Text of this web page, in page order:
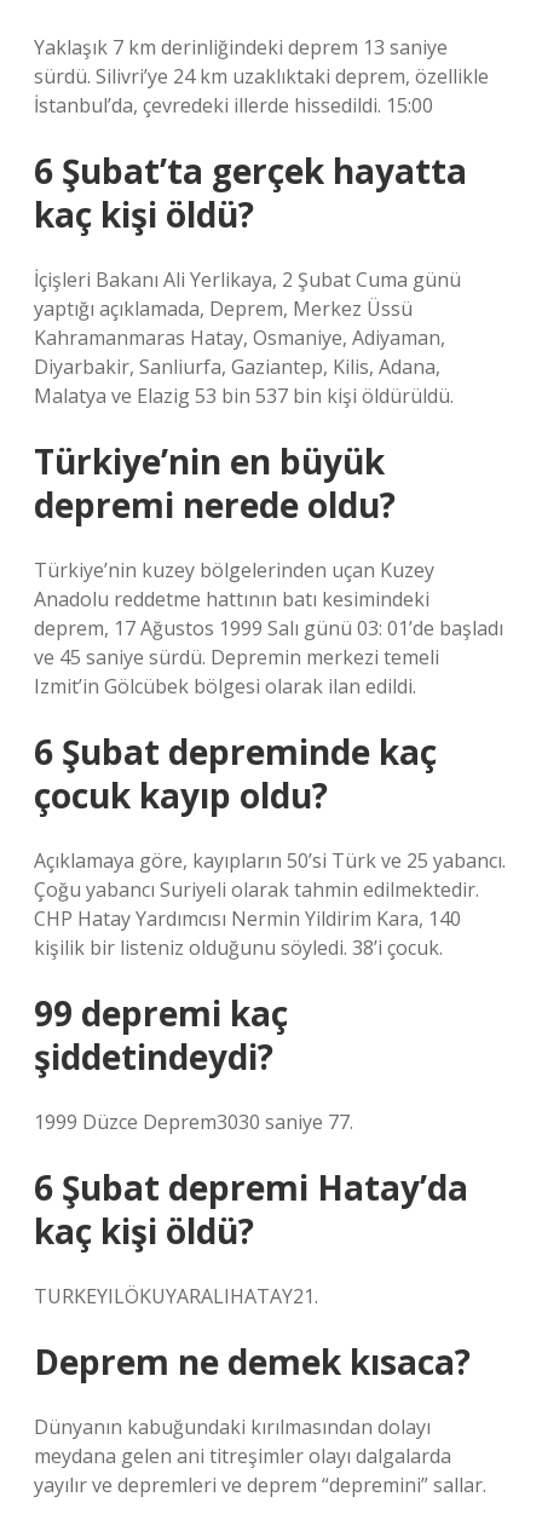
Yaklaşık 7 km derinliğindeki deprem 13 saniye
sürdü. Silivri’ye 24 km uzaklıktaki deprem, özellikle
İstanbul’da, çevredeki illerde hissedildi. 15:00
6 Şubat’ta gerçek hayatta
kaç kişi öldü?
İçişleri Bakanı Ali Yerlikaya, 2 Şubat Cuma günü
yaptığı açıklamada, Deprem, Merkez Üssü
Kahramanmaras Hatay, Osmaniye, Adiyaman,
Diyarbakir, Sanliurfa, Gaziantep, Kilis, Adana,
Malatya ve Elazig 53 bin 537 bin kişi öldürüldü.
Türkiye’nin en büyük
depremi nerede oldu?
Türkiye’nin kuzey bölgelerinden uçan Kuzey
Anadolu reddetme hattının batı kesimindeki
deprem, 17 Ağustos 1999 Salı günü 03: 01’de başladı
ve 45 saniye sürdü. Depremin merkezi temeli
Izmit’in Gölcübek bölgesi olarak ilan edildi.
6 Şubat depreminde kaç
çocuk kayıp oldu?
Açıklamaya göre, kayıpların 50’si Türk ve 25 yabancı.
Çoğu yabancı Suriyeli olarak tahmin edilmektedir.
CHP Hatay Yardımcısı Nermin Yildirim Kara, 140
kişilik bir listeniz olduğunu söyledi. 38’i çocuk.
99 depremi kaç
şiddetindeydi?
1999 Düzce Deprem3030 saniye 77.
6 Şubat depremi Hatay’da
kaç kişi öldü?
TURKEYILÖKUYARALIHATAY21.
Deprem ne demek kısaca?
Dünyanın kabuğundaki kırılmasından dolayı
meydana gelen ani titreşimler olayı dalgalarda
yayılır ve depremleri ve deprem “depremini” sallar.